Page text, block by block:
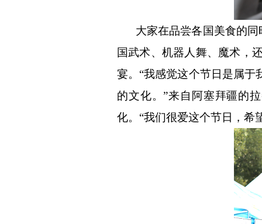
大家在品尝各国美食的
国武术、机器人舞、魔术，
宴。 “我感觉这个节日是属于
的文化。”来自阿塞拜疆的
化。 “我们很爱这个节日，希